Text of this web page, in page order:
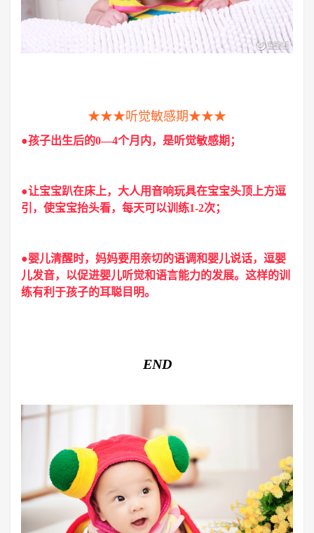
★★★听觉敏感期★★★
●孩子出生后的0—4个月内，是听觉敏感期；
●让宝宝趴在床上，大人用音响玩具在宝宝头顶上方逗
引，使宝宝抬头看，每天可以训练1-2次；
●婴儿清醒时，妈妈要用亲切的语调和婴儿说话，逗婴
儿发音，以促进婴儿听觉和语言能力的发展。这样的训
练有利于孩子的耳聪目明。
END